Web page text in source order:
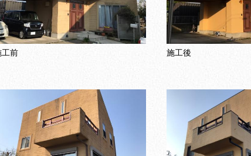
工前 施工後